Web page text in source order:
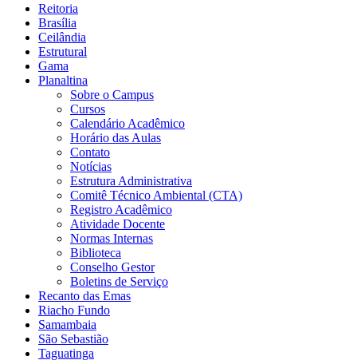
Reitoria
Brasília
Ceilândia
Estrutural
Gama
Planaltina
Sobre o Campus
Cursos
Calendário Acadêmico
Horário das Aulas
Contato
Notícias
Estrutura Administrativa
Comitê Técnico Ambiental (CTA)
Registro Acadêmico
Atividade Docente
Normas Internas
Biblioteca
Conselho Gestor
Boletins de Serviço
Recanto das Emas
Riacho Fundo
Samambaia
São Sebastião
Taguatinga